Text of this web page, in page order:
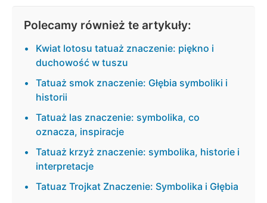
Polecamy również te artykuły:
Kwiat lotosu tatuaż znaczenie: piękno i
duchowość w tuszu
Tatuaż smok znaczenie: Głębia symboliki i
historii
Tatuaż las znaczenie: symbolika, co
oznacza, inspiracje
Tatuaż krzyż znaczenie: symbolika, historie i
interpretacje
Tatuaz Trojkat Znaczenie: Symbolika i Głębia